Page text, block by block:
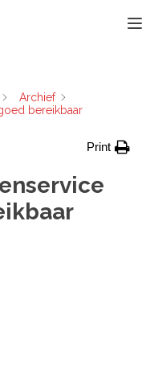
Archief
bereikbaar
Print